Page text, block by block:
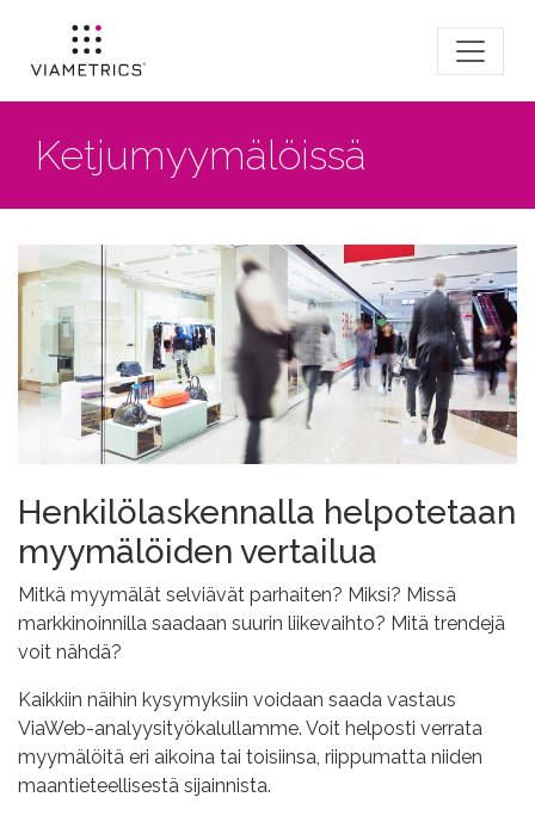
Ketjumyymälöissä
Henkilölaskennalla helpotetaan
myymälöiden vertailua
Mitkä myymälät selviävät parhaiten? Miksi? Missä
markkinoinnilla saadaan suurin liikevaihto? Mitä trendejä
voit nähdä?
Kaikkiin näihin kysymyksiin voidaan saada vastaus
ViaWeb-analyysityökalullamme. Voit helposti verrata
myymälöitä eri aikoina tai toisiinsa, riippumatta niiden
maantieteellisestä sijainnista.